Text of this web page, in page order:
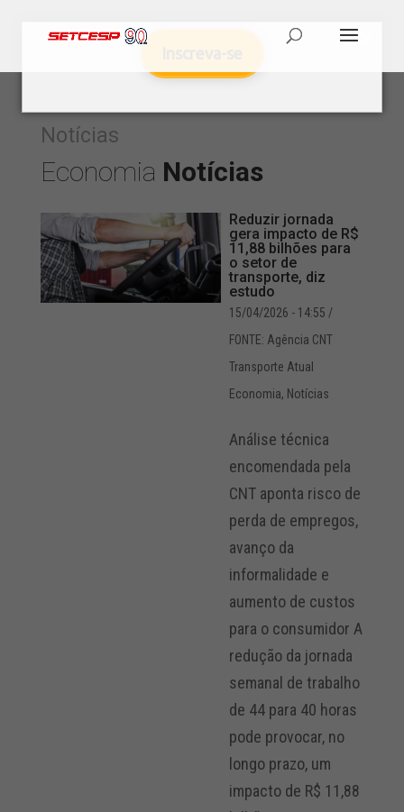
Notícias
Economia Notícias
Reduzir jornada
gera impacto de R$
11,88 bilhões para
o setor de
transporte, diz
estudo
15/04/2026 - 14:55 /
FONTE: Agência CNT
Transporte Atual
Economia, Notícias
Análise técnica
encomendada pela
CNT aponta risco de
perda de empregos,
avanço da
informalidade e
aumento de custos
para o consumidor A
redução da jornada
semanal de trabalho
de 44 para 40 horas
pode provocar, no
longo prazo, um
impacto de R$ 11,88